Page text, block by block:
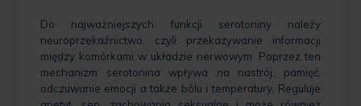
Do najważniejszych funkcji serotoniny należy
neuroprzekaźnictwo, czyli przekazywanie informacji
między komórkami w układzie nerwowym. Poprzez ten
mechanizm serotonina wpływa na nastrój, pamięć,
odczuwanie emocji a także bólu i temperatury. Reguluje